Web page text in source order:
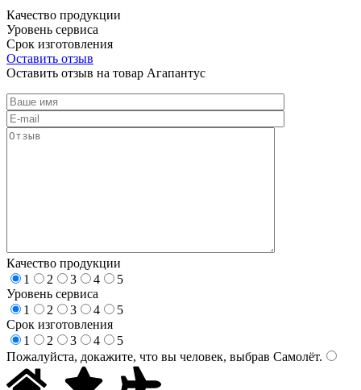
Качество продукции
Уровень сервиса
Срок изготовления
Оставить отзыв
Оставить отзыв на товар Агапантус
Качество продукции
1
2 3 4
5
Уровень сервиса
1
2 3 4
5
Срок изготовления
1
2 3 4
5
Пожалуйста, докажите, что вы человек, выбрав Самолёт.